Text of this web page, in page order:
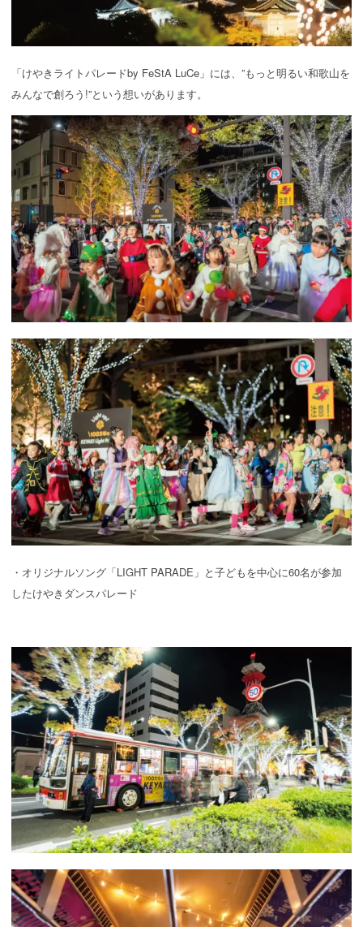
「けやきライトパレードby FeStA LuCe」には、”もっと明るい和歌山を
みんなで創ろう!”という想いがあります。
・オリジナルソング「LIGHT PARADE」と子どもを中心に60名が参加
したけやきダンスパレード